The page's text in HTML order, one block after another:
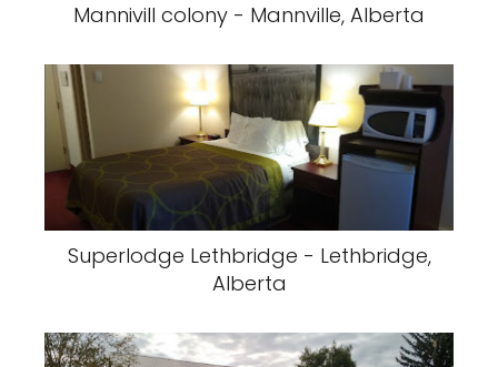
Mannivill colony - Mannville, Alberta
Superlodge Lethbridge - Lethbridge,
Alberta